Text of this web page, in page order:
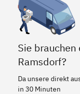
Sie brauchen
Ramsdorf?
Da unsere direkt
in 30 Minuten